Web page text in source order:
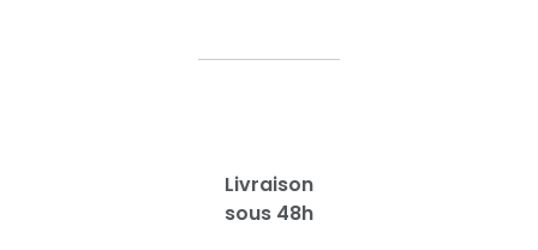
Livraison
sous 48h